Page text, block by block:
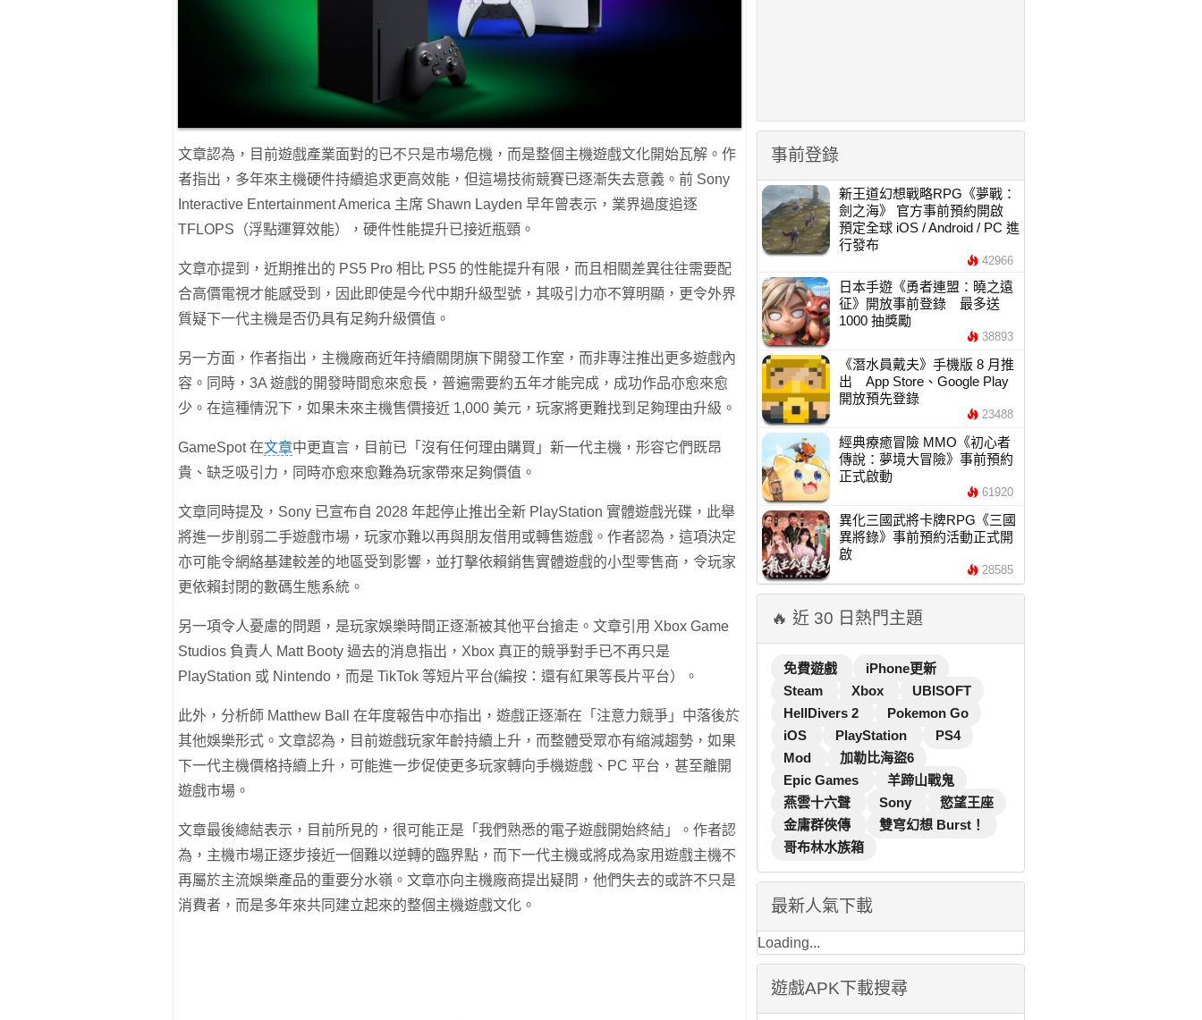
文章認為，目前遊戲產業面對的已不只是市場危機，而是整個主機遊戲文化開始瓦解。作
者指出，多年來主機硬件持續追求更高效能，但這場技術競賽已逐漸失去意義。前 Sony
Interactive Entertainment America 主席 Shawn Layden 早年曾表示，業界過度追逐
TFLOPS（浮點運算效能），硬件性能提升已接近瓶頸。
文章亦提到，近期推出的 PS5 Pro 相比 PS5 的性能提升有限，而且相關差異往往需要配
合高價電視才能感受到，因此即使是今代中期升級型號，其吸引力亦不算明顯，更令外界
質疑下一代主機是否仍具有足夠升級價值。
另一方面，作者指出，主機廠商近年持續關閉旗下開發工作室，而非專注推出更多遊戲內
容。同時，3A 遊戲的開發時間愈來愈長，普遍需要約五年才能完成，成功作品亦愈來愈
少。在這種情況下，如果未來主機售價接近 1,000 美元，玩家將更難找到足夠理由升級。
GameSpot 在文章中更直言，目前已「沒有任何理由購買」新一代主機，形容它們既昂
貴、缺乏吸引力，同時亦愈來愈難為玩家帶來足夠價值。
文章同時提及，Sony 已宣布自 2028 年起停止推出全新 PlayStation 實體遊戲光碟，此舉
將進一步削弱二手遊戲市場，玩家亦難以再與朋友借用或轉售遊戲。作者認為，這項決定
亦可能令網絡基建較差的地區受到影響，並打擊依賴銷售實體遊戲的小型零售商，令玩家
更依賴封閉的數碼生態系統。
另一項令人憂慮的問題，是玩家娛樂時間正逐漸被其他平台搶走。文章引用 Xbox Game
Studios 負責人 Matt Booty 過去的消息指出，Xbox 真正的競爭對手已不再只是
PlayStation 或 Nintendo，而是 TikTok 等短片平台(編按：還有紅果等長片平台）。
此外，分析師 Matthew Ball 在年度報告中亦指出，遊戲正逐漸在「注意力競爭」中落後於
其他娛樂形式。文章認為，目前遊戲玩家年齡持續上升，而整體受眾亦有縮減趨勢，如果
下一代主機價格持續上升，可能進一步促使更多玩家轉向手機遊戲、PC 平台，甚至離開
遊戲市場。
文章最後總結表示，目前所見的，很可能正是「我們熟悉的電子遊戲開始終結」。作者認
為，主機市場正逐步接近一個難以逆轉的臨界點，而下一代主機或將成為家用遊戲主機不
再屬於主流娛樂產品的重要分水嶺。文章亦向主機廠商提出疑問，他們失去的或許不只是
消費者，而是多年來共同建立起來的整個主機遊戲文化。
事前登錄
新王道幻想戰略RPG《夢戰：
劍之海》 官方事前預約開啟
預定全球 iOS / Android / PC 進
行發布
42966
日本手遊《勇者連盟：曉之遠
征》開放事前登錄 最多送
1000 抽獎勵
38893
《潛水員戴夫》手機版 8 月推
出 App Store、Google Play
開放預先登錄
23488
經典療癒冒險 MMO《初心者
傳說：夢境大冒險》事前預約
正式啟動
61920
異化三國武將卡牌RPG《三國
異將錄》事前預約活動正式開
啟
28585
🔥 近 30 日熱門主題
免費遊戲
iPhone更新
Steam
Xbox
UBISOFT
HellDivers 2
Pokemon Go
iOS
PlayStation
PS4
Mod
加勒比海盜6
Epic Games
羊蹄山戰鬼
燕雲十六聲
Sony
慾望王座
金庸群俠傳
雙穹幻想 Burst！
哥布林水族箱
最新人氣下載
Loading...
遊戲APK下載搜尋